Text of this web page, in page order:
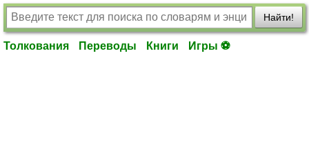
Найти!
Толкования Переводы Книги Игры ⚽